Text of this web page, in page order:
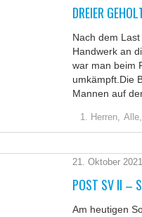
DREIER
Nach dem
Handwerk an
war man beim
umkämpft.Die
Mannen auf
1. Herren, Alle,
21. Oktober 2021
POST SV II –
Am heutigen